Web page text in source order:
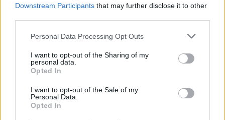
Downstream Participants that may further disclose it to other
Please note that this website/app uses one or more Google
not limited to your visit or usage behaviour. You may click to
grant or deny consent to Google and its third-party tags to
use your data for below specified purposes in below Google
consent section.
Personal Data Processing Opt Outs
I want to opt-out of the Sharing of my
personal data.
Opted In
I want to opt-out of the Sale of my
Personal Data.
Opted In
Il coach di Varese cercherà di fare lo sgambetto al suo
mentore.
Redazione Sport Magazine · 4 Dic 2020